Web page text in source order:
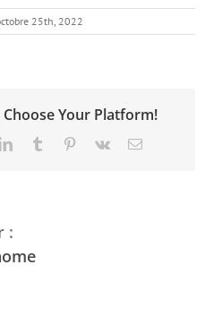
25th, 2022
Your Platform!
LinkedInTumblr Pinterest
Vk Email
: